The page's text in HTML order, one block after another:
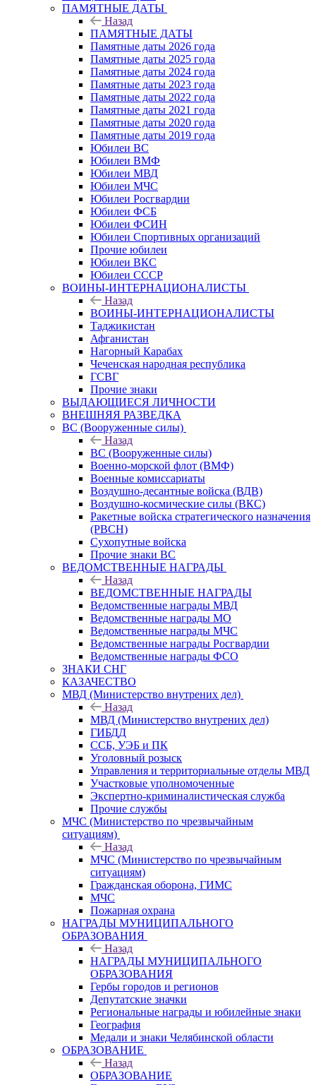
ПАМЯТНЫЕ ДАТЫ
Назад
ПАМЯТНЫЕ ДАТЫ
Памятные даты 2026 года
Памятные даты 2025 года
Памятные даты 2024 года
Памятные даты 2023 года
Памятные даты 2022 года
Памятные даты 2021 года
Памятные даты 2020 года
Памятные даты 2019 года
Юбилеи ВС
Юбилеи ВМФ
Юбилеи МВД
Юбилеи МЧС
Юбилеи Росгвардии
Юбилеи ФСБ
Юбилеи ФСИН
Юбилеи Спортивных организаций
Прочие юбилеи
Юбилеи ВКС
Юбилеи СССР
ВОИНЫ-ИНТЕРНАЦИОНАЛИСТЫ
Назад
ВОИНЫ-ИНТЕРНАЦИОНАЛИСТЫ
Таджикистан
Афганистан
Нагорный Карабах
Чеченская народная республика
ГСВГ
Прочие знаки
ВЫДАЮЩИЕСЯ ЛИЧНОСТИ
ВНЕШНЯЯ РАЗВЕДКА
ВС (Вооруженные силы)
Назад
ВС (Вооруженные силы)
Военно-морской флот (ВМФ)
Военные комиссариаты
Воздушно-десантные войска (ВДВ)
Воздушно-космические силы (ВКС)
Ракетные войска стратегического назначения
(РВСН)
Сухопутные войска
Прочие знаки ВС
ВЕДОМСТВЕННЫЕ НАГРАДЫ
Назад
ВЕДОМСТВЕННЫЕ НАГРАДЫ
Ведомственные награды МВД
Ведомственные награды МО
Ведомственные награды МЧС
Ведомственные награды Росгвардии
Ведомственные награды ФСО
ЗНАКИ СНГ
КАЗАЧЕСТВО
МВД (Министерство внутрених дел)
Назад
МВД (Министерство внутрених дел)
ГИБДД
ССБ, УЭБ и ПК
Уголовный розыск
Управления и территориальные отделы МВД
Участковые уполномоченные
Экспертно-криминалистическая служба
Прочие службы
МЧС (Министерство по чрезвычайным
ситуациям)
Назад
МЧС (Министерство по чрезвычайным
ситуациям)
Гражданская оборона, ГИМС
МЧС
Пожарная охрана
НАГРАДЫ МУНИЦИПАЛЬНОГО
ОБРАЗОВАНИЯ
Назад
НАГРАДЫ МУНИЦИПАЛЬНОГО
ОБРАЗОВАНИЯ
Гербы городов и регионов
Депутатские значки
Региональные награды и юбилейные знаки
География
Медали и знаки Челябинской области
ОБРАЗОВАНИЕ
Назад
ОБРАЗОВАНИЕ